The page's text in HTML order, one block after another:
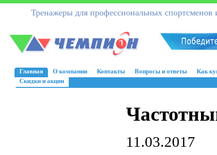
Тренажеры для профессиональных спортсменов
Главная О компании Контакты Вопросы и ответы
Как
Скидки и акции
11.03.2017